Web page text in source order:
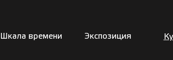
Шкала времени Экспозиция